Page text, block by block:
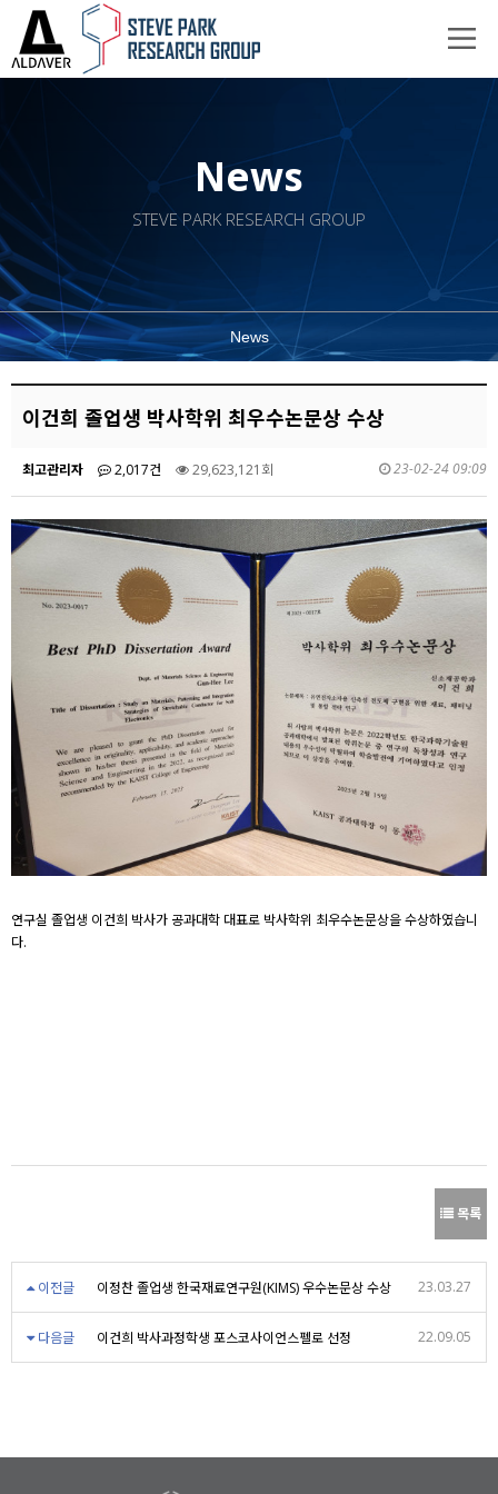
News
STEVE PARK RESEARCH GROUP
News
이건희 졸업생 박사학위 최우수논문상 수상
최고관리자 2,017건 29,623,121회 23-02-24 09:09
연구실 졸업생 이건희 박사가 공과대학 대표로 박사학위 최우수논문상을 수상하였습니
다.
목록
이전글 이정찬 졸업생 한국재료연구원(KIMS) 우수논문상 수상 23.03.27
다음글 이건희 박사과정학생 포스코사이언스펠로 선정 22.09.05